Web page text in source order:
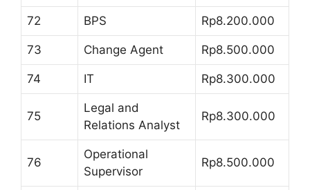
72 BPS Rp8.200.000
73 Change Agent Rp8.500.000
74 IT Rp8.300.000
75
Legal and
Relations Analyst
Rp8.300.000
76
Operational
Supervisor
Rp8.500.000